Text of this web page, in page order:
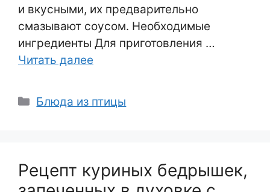
и вкусными, их предварительно
смазывают соусом. Необходимые
ингредиенты Для приготовления …
Читать далее
Рубрики
Блюда из птицы
Рецепт куриных бедрышек,